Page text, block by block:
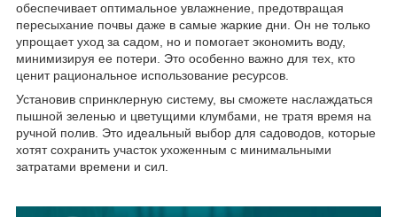
обеспечивает оптимальное увлажнение, предотвращая
пересыхание почвы даже в самые жаркие дни. Он не только
упрощает уход за садом, но и помогает экономить воду,
минимизируя ее потери. Это особенно важно для тех, кто
ценит рациональное использование ресурсов.
Установив спринклерную систему, вы сможете наслаждаться
пышной зеленью и цветущими клумбами, не тратя время на
ручной полив. Это идеальный выбор для садоводов, которые
хотят сохранить участок ухоженным с минимальными
затратами времени и сил.